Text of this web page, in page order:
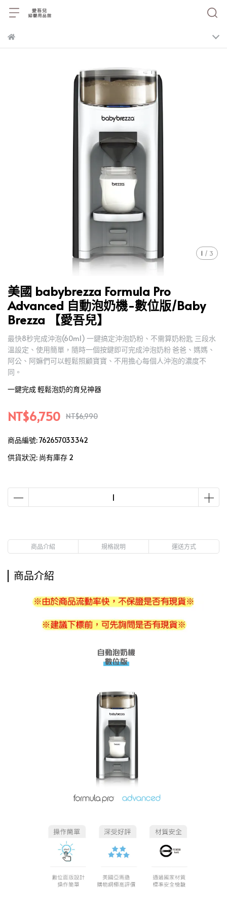
1 / 3
美國 babybrezza Formula Pro
Advanced 自動泡奶機-數位版/Baby
Brezza 【愛吾兒】
最快8秒完成沖泡(60ml) 一鍵搞定沖泡奶粉、不需算奶粉匙 三段水
溫設定、使用簡單，隨時一個按鍵即可完成沖泡奶粉 爸爸、媽媽、
阿公、阿嫲們可以輕鬆照顧寶寶、不用擔心每個人沖泡的濃度不
同。
一鍵完成 輕鬆泡奶的育兒神器
NT$6,750 NT$6,990
商品編號:762657033342
供貨狀況: 尚有庫存 2
商品介紹 規格說明 運送方式
商品介紹